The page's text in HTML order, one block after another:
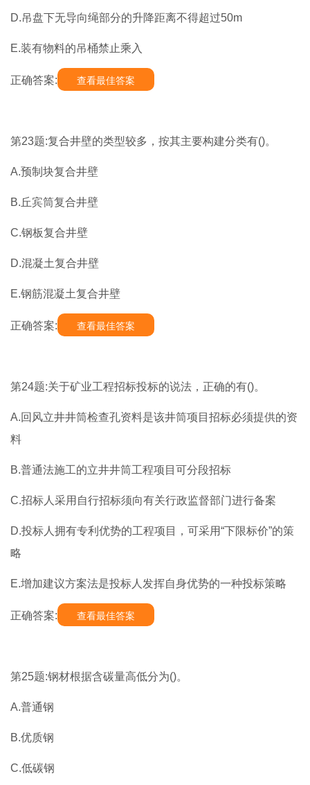
D.吊盘下无导向绳部分的升降距离不得超过50m
E.装有物料的吊桶禁止乘入
正确答案: 查看最佳答案
第23题:复合井壁的类型较多，按其主要构建分类有()。
A.预制块复合井壁
B.丘宾筒复合井壁
C.钢板复合井壁
D.混凝土复合井壁
E.钢筋混凝土复合井壁
正确答案: 查看最佳答案
第24题:关于矿业工程招标投标的说法，正确的有()。
A.回风立井井筒检查孔资料是该井筒项目招标必须提供的资
料
B.普通法施工的立井井筒工程项目可分段招标
C.招标人采用自行招标须向有关行政监督部门进行备案
D.投标人拥有专利优势的工程项目，可采用“下限标价”的策
略
E.增加建议方案法是投标人发挥自身优势的一种投标策略
正确答案: 查看最佳答案
第25题:钢材根据含碳量高低分为()。
A.普通钢
B.优质钢
C.低碳钢